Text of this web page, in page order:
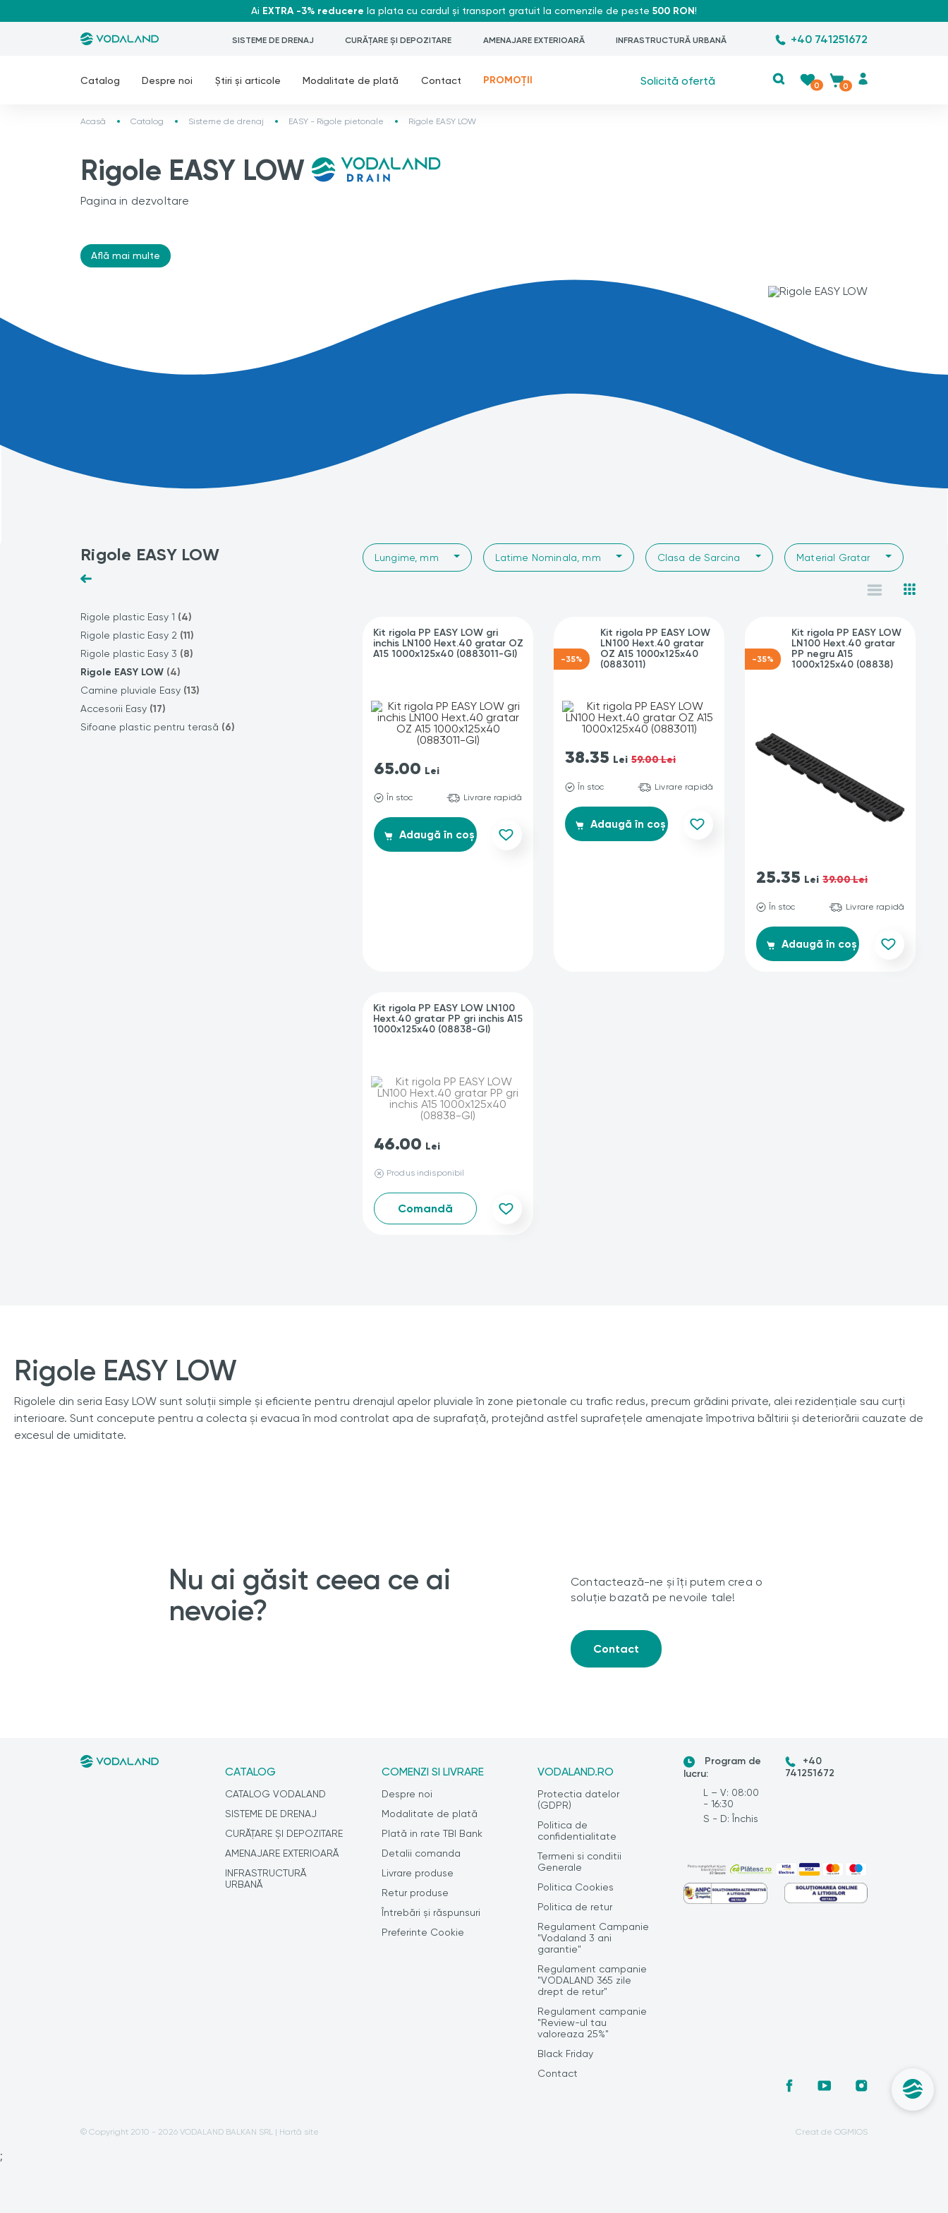
Ai EXTRA -3% reducere la plata cu cardul și transport gratuit la comenzile de peste 500 RON!
SISTEME DE DRENAJ CURĂȚARE ȘI DEPOZITARE AMENAJARE EXTERIOARĂ INFRASTRUCTURĂ URBANĂ +40 741251672
Catalog Despre noi Știri și articole Modalitate de plată Contact PROMOȚII Solicită ofertă 0 0
Acasă Catalog Sisteme de drenaj EASY - Rigole pietonale Rigole EASY LOW
Rigole EASY LOW
Pagina in dezvoltare
Află mai multe
Rigole EASY LOW
Rigole plastic Easy 1 (4)
Rigole plastic Easy 2 (11)
Rigole plastic Easy 3 (8)
Rigole EASY LOW (4)
Camine pluviale Easy (13)
Accesorii Easy (17)
Sifoane plastic pentru terasă (6)
Lungime, mm Latime Nominala, mm Clasa de Sarcina Material Gratar
Kit rigola PP EASY LOW gri
inchis LN100 Hext.40 gratar OZ
A15 1000x125x40 (0883011-GI)
65.00 Lei
În stoc Livrare rapidă
Adaugă în coș
-35%
Kit rigola PP EASY LOW
LN100 Hext.40 gratar
OZ A15 1000x125x40
(0883011)
38.35 Lei 59.00 Lei
În stoc Livrare rapidă
Adaugă în coș
-35%
Kit rigola PP EASY LOW
LN100 Hext.40 gratar
PP negru A15
1000x125x40 (08838)
25.35 Lei 39.00 Lei
În stoc Livrare rapidă
Adaugă în coș
Kit rigola PP EASY LOW LN100
Hext.40 gratar PP gri inchis A15
1000x125x40 (08838-GI)
46.00 Lei
Produs indisponibil
Comandă
Rigole EASY LOW
Rigolele din seria Easy LOW sunt soluții simple și eficiente pentru drenajul apelor pluviale în zone pietonale cu trafic redus, precum grădini private, alei rezidențiale sau curți
interioare. Sunt concepute pentru a colecta și evacua în mod controlat apa de suprafață, protejând astfel suprafețele amenajate împotriva băltirii și deteriorării cauzate de
excesul de umiditate.
Nu ai găsit ceea ce ai
nevoie?
Contactează-ne și îți putem crea o
soluție bazată pe nevoile tale!
Contact
CATALOG
CATALOG VODALAND
SISTEME DE DRENAJ
CURĂȚARE ȘI DEPOZITARE
AMENAJARE EXTERIOARĂ
INFRASTRUCTURĂ
URBANĂ
COMENZI SI LIVRARE
Despre noi
Modalitate de plată
Plată in rate TBI Bank
Detalii comanda
Livrare produse
Retur produse
Întrebări și răspunsuri
Preferinte Cookie
VODALAND.RO
Protectia datelor
(GDPR)
Politica de
confidentialitate
Termeni si conditii
Generale
Politica Cookies
Politica de retur
Regulament Campanie
"Vodaland 3 ani
garantie"
Regulament campanie
"VODALAND 365 zile
drept de retur"
Regulament campanie
"Review-ul tau
valoreaza 25%"
Black Friday
Contact
Program de
lucru:
L – V: 08:00
- 16:30
S - D: Închis
+40
741251672
© Copyright 2010 - 2026 VODALAND BALKAN SRL | Hartă site Creat de OGMIOS
;